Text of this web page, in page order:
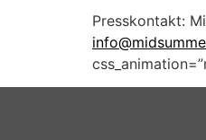
Presskontakt: